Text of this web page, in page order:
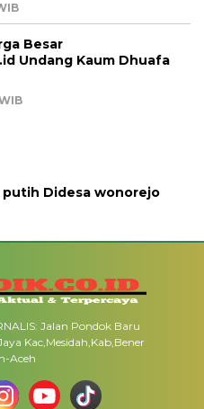
Besar
Undang Kaum Dhuafa
putih Didesa wonorejo
Jalan Pondok Baru
Kac,Mesidah,Kab,Bener
Aceh